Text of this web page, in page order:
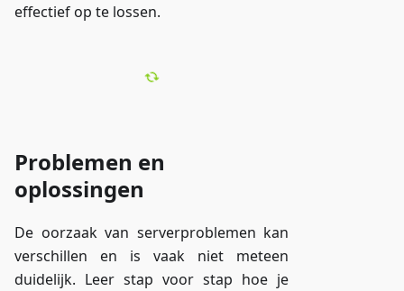
effectief op te lossen.
Problemen en
oplossingen
De oorzaak van serverproblemen kan
verschillen en is vaak niet meteen
duidelijk. Leer stap voor stap hoe je